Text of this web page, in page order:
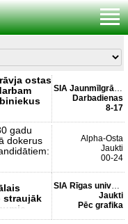
ostas
SIA Jaunmīlgrāvja ostas...
Darbadienas
8-17
gadu
dokerus
Alpha-Osta
Jaukti
00-24
straujāk
SIA Rīgas universālais ...
Jaukti
Pēc grafika